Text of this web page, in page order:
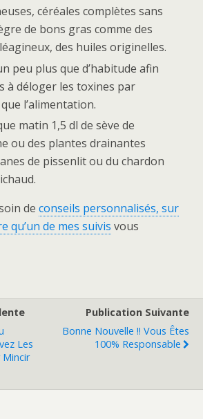
céréales complètes sans
de bons gras comme des
des huiles originelles.
peu plus que d’habitude afin
à déloger les toxines par
l’alimentation.
matin 1,5 dl de sève de
ou des plantes drainantes
de pissenlit ou du chardon
de conseils personnalisés, sur
qu’un de mes suivis vous
Les
Mincir
Publication Suivante
Bonne Nouvelle !! Vous Êtes
100% Responsable